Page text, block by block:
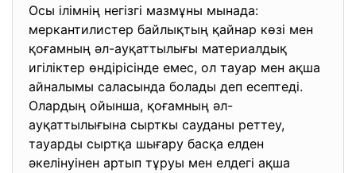
Осы ілімнің негізгі мазмұны мынада:
меркантилистер байлықтың қайнар көзі мен
қоғамның әл-ауқаттылығы материалдық
игіліктер өндірісінде емес, ол тауар мен ақша
айналымы саласында болады деп есептеді.
Олардың ойынша, қоғамның әл-
ауқаттылығына сырткы сауданы реттеу,
тауарды сыртқа шығару басқа елден
әкелінуінен артып тұруы мен елдегі ақша